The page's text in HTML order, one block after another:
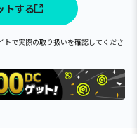
トする
で実際の取り扱いを確認してくださ